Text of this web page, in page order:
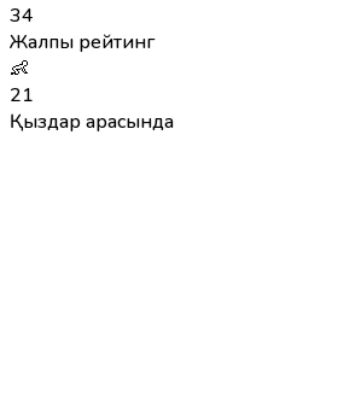
34
Жалпы рейтинг
👶
21
Қыздар арасында